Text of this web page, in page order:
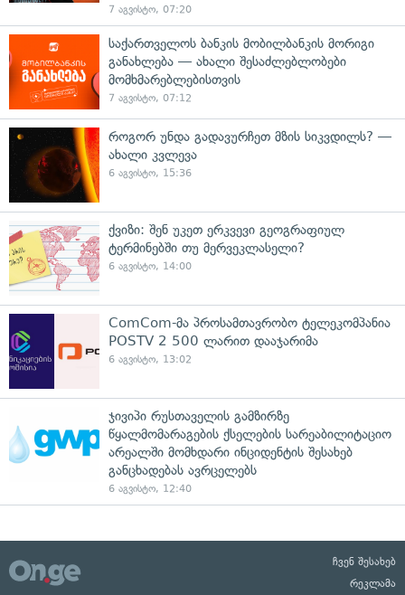
7 აგვისტო, 07:20
საქართველოს ბანკის მობილბანკის მორიგი
განახლება — ახალი შესაძლებლობები
მომხმარებლებისთვის
7 აგვისტო, 07:12
როგორ უნდა გადავურჩეთ მზის სიკვდილს? —
ახალი კვლევა
6 აგვისტო, 15:36
ქვიზი: შენ უკეთ ერკვევი გეოგრაფიულ
ტერმინებში თუ მერვეკლასელი?
6 აგვისტო, 14:00
ComCom-მა პროსამთავრობო ტელეკომპანია
POSTV 2 500 ლარით დააჯარიმა
6 აგვისტო, 13:02
ჯივიპი რუსთაველის გამზირზე
წყალმომარაგების ქსელების სარეაბილიტაციო
არეალში მომხდარი ინციდენტის შესახებ
განცხადებას ავრცელებს
6 აგვისტო, 12:40
ჩვენ შესახებ
რეკლამა